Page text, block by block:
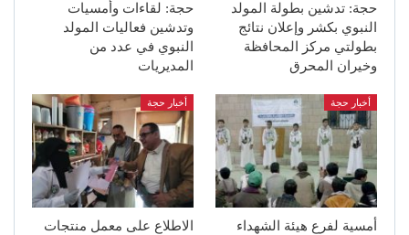
حجة: تدشين بطولة المولد
النبوي بكشر وإعلان نتائج
بطولتي مركز المحافظة
وخيران المحرق
حجة: لقاءات وأمسيات
وتدشين فعاليات المولد
النبوي في عدد من
المديريات
أخبار حجة
أمسية لفرع هيئة الشهداء
أخبار حجة
الاطلاع على معمل منتجات